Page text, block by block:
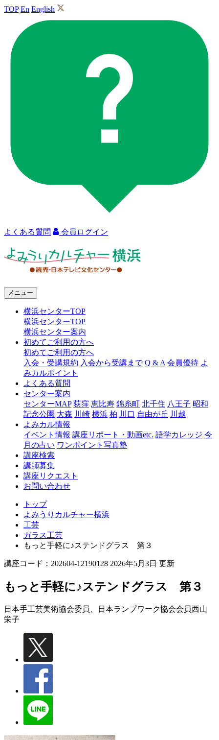
TOP En English
よくある質問 会員ログイン
ャ
浜
メニュー
横浜センターTOP
横浜センターTOP
横浜センター案内
初めてご利用の方へ
初めてご利用の方へ
入会・受講規約 入会から受講まで Q & A 会員優待 よ
みカルポイント
よくある質問
センター案内
センターMAP 荻窪 恵比寿 錦糸町 北千住 八王子 昭和
記念公園 大森 川崎 横浜 柏 川口 自由が丘 川越
よみカル情報
イベント情報 講座リポート・動画etc. 語学カレッジ 今
月の占い ワンポイント写真塾
講座検索
講師募集
講座リクエスト
お問い合わせ
トップ
よみうりカルチャー横浜
工芸
ガラス工芸
もっと手軽に♪ステンドグラス 第３
講座コード：202604-12190128 2026年5月3日 更新
もっと手軽に♪ステンドグラス 第３
日本手工芸美術協会委員、日本ランプワーク協会会員西山
栄子